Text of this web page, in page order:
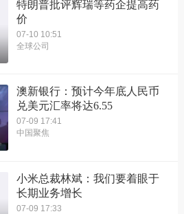
特朗普批评辉瑞等药企提高药
价
07-10 10:51
全球公司
澳新银行：预计今年底人民币
兑美元汇率将达6.55
07-09 17:41
中国聚焦
小米总裁林斌：我们要着眼于
长期业务增长
07-09 17:33